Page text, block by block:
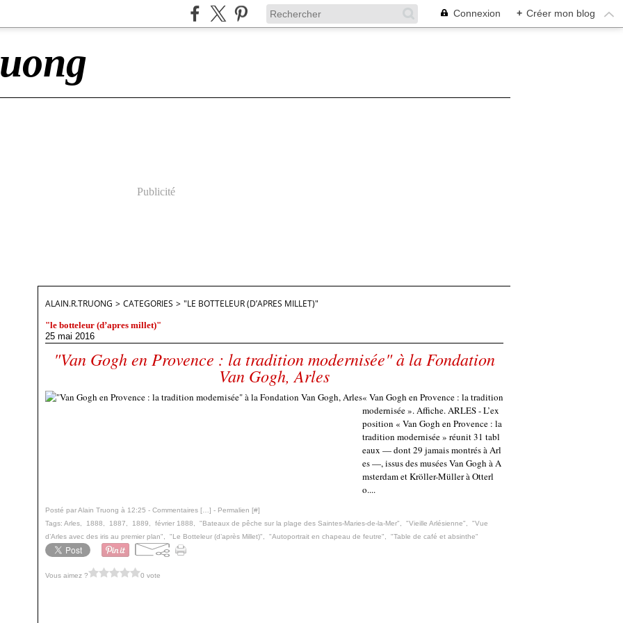
Connexion + Créer mon blog
Publicité
ALAIN.R.TRUONG > CATEGORIES > "LE BOTTELEUR (D’APRES MILLET)"
"le botteleur (d’apres millet)"
25 mai 2016
"Van Gogh en Provence : la tradition modernisée" à la Fondation
Van Gogh, Arles
« Van Gogh en Provence : la tradition
modernisée ». Affiche. ARLES - L’ex
position « Van Gogh en Provence : la
tradition modernisée » réunit 31 tabl
eaux — dont 29 jamais montrés à Arl
es —, issus des musées Van Gogh à A
msterdam et Kröller-Müller à Otterl
o....
Posté par Alain Truong à 12:25 - Commentaires [ ] - Permalien [#]
Tags: Arles 1888 1887 1889 février 1888 "Bateaux de pêche sur la plage des Saintes-Maries-de-la-Mer" "Vieille Arlésienne"
"Vue
d’Arles avec des iris au premier plan"
"Le Botteleur (d’après Millet)" "Autoportrait en chapeau de feutre" "Table de café et absinthe"
Vous aimez ? 0 vote